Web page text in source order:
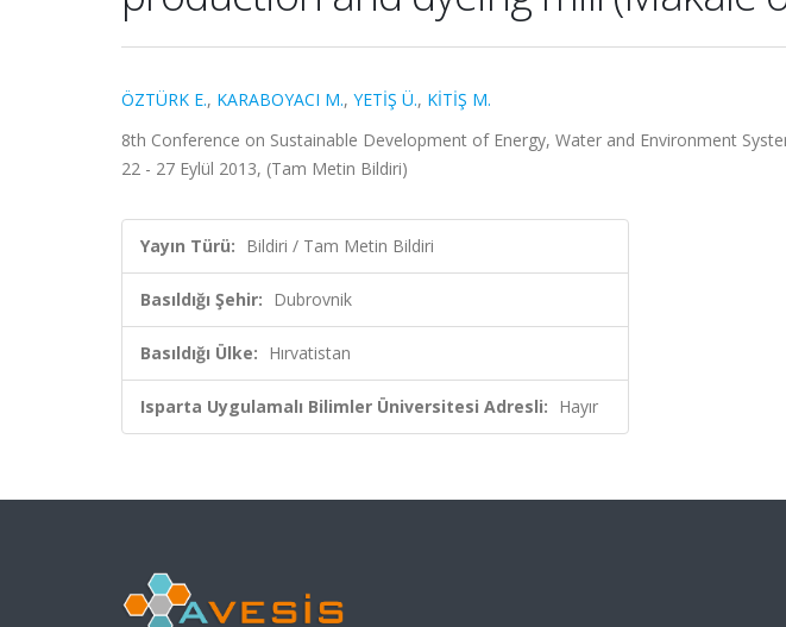
ÖZTÜRK E., KARABOYACI M., YETİŞ Ü., KİTİŞ M.
8th Conference on Sustainable Development of Energy, Water and Environment
22 - 27 Eylül 2013, (Tam Metin Bildiri)
Yayın Türü: Bildiri / Tam Metin Bildiri
Basıldığı Şehir: Dubrovnik
Basıldığı Ülke: Hırvatistan
Isparta Uygulamalı Bilimler Üniversitesi Adresli: Hayır